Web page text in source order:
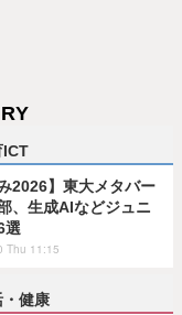
ICT
み2026】東大メタバー
、生成AIなどジュニ
選
Thu 11:15
・健康